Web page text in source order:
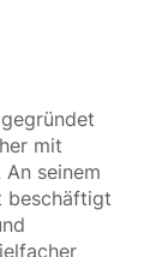
mit
seinem
beschäftigt